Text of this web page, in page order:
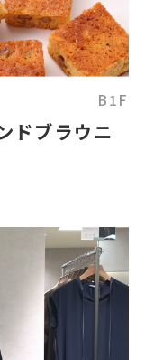
B1F
ドブラウニ